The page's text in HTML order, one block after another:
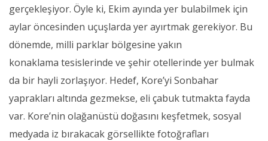
gerçekleşiyor. Öyle ki, Ekim ayında yer bulabilmek için
aylar öncesinden uçuşlarda yer ayırtmak gerekiyor. Bu
dönemde, milli parklar bölgesine yakın
konaklama tesislerinde ve şehir otellerinde yer bulmak
da bir hayli zorlaşıyor. Hedef, Kore’yi Sonbahar
yaprakları altında gezmekse, eli çabuk tutmakta fayda
var. Kore’nin olağanüstü doğasını keşfetmek, sosyal
medyada iz bırakacak görsellikte fotoğrafları